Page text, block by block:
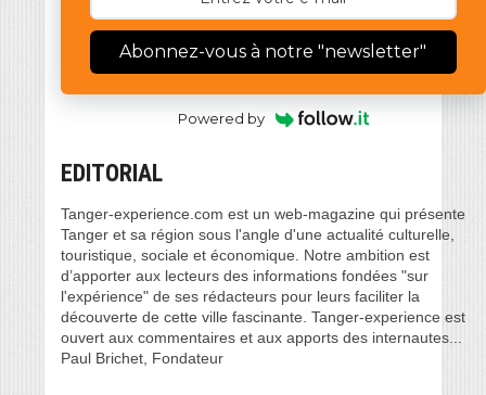
Abonnez-vous à notre "newsletter"
Powered by
EDITORIAL
Tanger-experience.com est un web-magazine qui présente
Tanger et sa région sous l'angle d'une actualité culturelle,
touristique, sociale et économique. Notre ambition est
d’apporter aux lecteurs des informations fondées "sur
l'expérience" de ses rédacteurs pour leurs faciliter la
découverte de cette ville fascinante. Tanger-experience est
ouvert aux commentaires et aux apports des internautes...
Paul Brichet, Fondateur